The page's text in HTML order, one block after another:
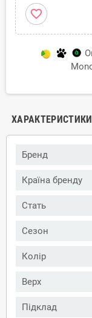
favorite_border
ХАРАКТЕРИСТИКИ
Бренд
Країна бренду
Стать
Сезон
Колір
Верх
Підклад